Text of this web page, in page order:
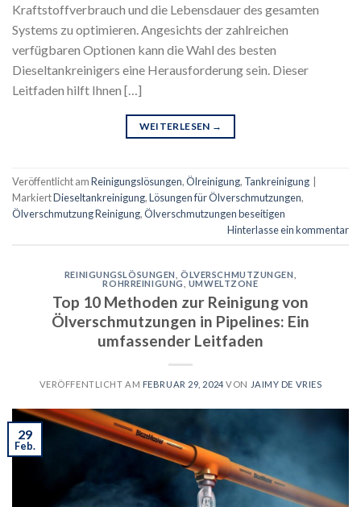
Kraftstoffverbrauch und die Lebensdauer des gesamten
Systems zu optimieren. Angesichts der zahlreichen
verfügbaren Optionen kann die Wahl des besten
Dieseltankreinigers eine Herausforderung sein. Dieser
Leitfaden hilft Ihnen […]
WEITERLESEN →
Veröffentlicht amReinigungslösungen,Ölreinigung, Tankreinigung
MarkiertDieseltankreinigung,Lösungen für Ölverschmutzungen,
Ölverschmutzung Reinigung,Ölverschmutzungen beseitigen
Hinterlasse ein kommentar
REINIGUNGSLÖSUNGEN ,ÖLVERSCHMUTZUNGEN
ROHRREINIGUNG
UMWELTZONE
Top 10 Methoden zur Reinigung von
Ölverschmutzungen in Pipelines: Ein
umfassender Leitfaden
VERÖFFENTLICHT AM FEBRUAR 29, 2024 VON JAIMY DE VRIES
29
Feb.